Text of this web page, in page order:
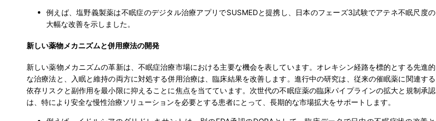
例えば、塩野義製薬は不眠症のデジタル治療アプリでSUSMEDと提携し、日本のフェーズ3試験でアテネ不眠尺度の
大幅な改善を示しました。
新しい薬物メカニズムと併用療法の開発
新しい薬物メカニズムの革新は、不眠症治療市場における主要な機会を表しています。オレキシン経路を標的とする先進的
な治療法と、入眠と維持の両方に対処する併用治療は、臨床結果を改善します。進行中の研究は、従来の催眠薬に関連する
依存リスクと副作用を最小限に抑えることに焦点を当てています。次世代の不眠症薬の臨床パイプラインの拡大と規制承認
は、特により安全な慢性治療ソリューションを必要とする患者にとって、長期的な市場拡大をサポートします。